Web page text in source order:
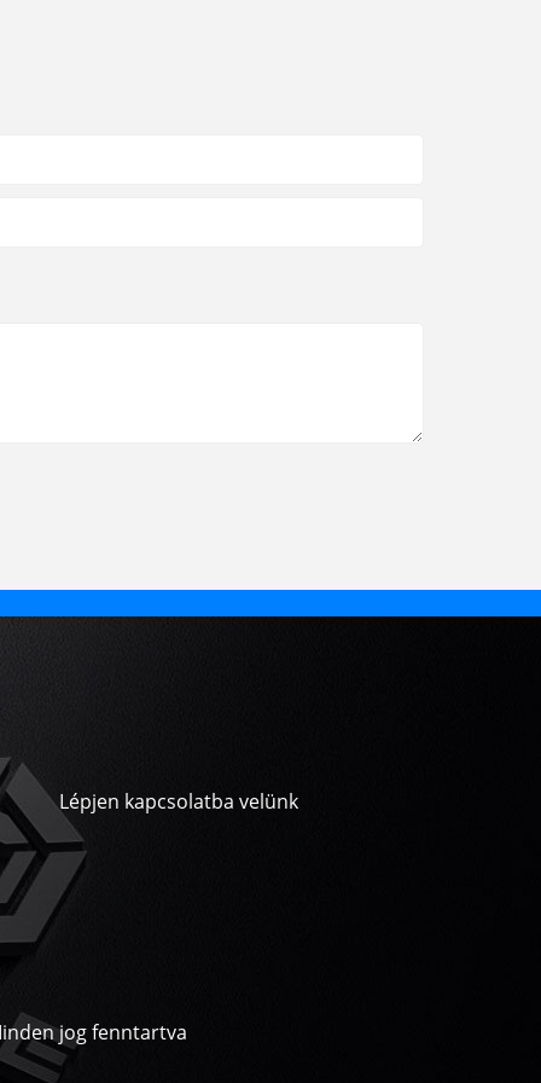
Lépjen kapcsolatba velünk
jog fenntartva